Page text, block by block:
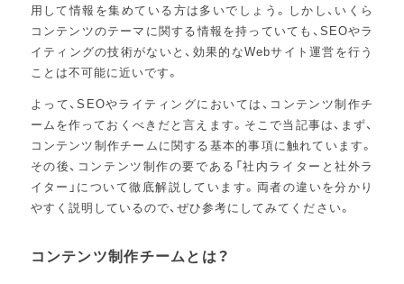
用して情報を集めている方は多いでしょう。しかし、いくら
コンテンツのテーマに関する情報を持っていても、SEOやラ
イティングの技術がないと、効果的なWebサイト運営を行う
ことは不可能に近いです。
よって、SEOやライティングにおいては、コンテンツ制作チ
ームを作っておくべきだと言えます。そこで当記事は、まず、
コンテンツ制作チームに関する基本的事項に触れています。
その後、コンテンツ制作の要である「社内ライターと社外ラ
イター」について徹底解説しています。両者の違いを分かり
やすく説明しているので、ぜひ参考にしてみてください。
コンテンツ制作チームとは？